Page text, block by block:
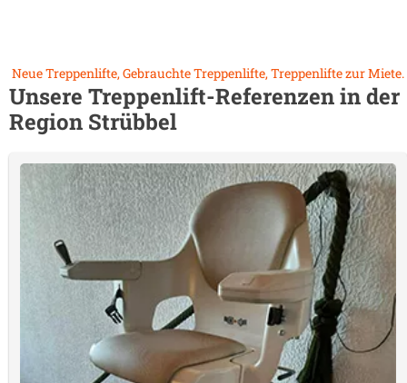
Neue Treppenlifte, Gebrauchte Treppenlifte, Treppenlifte zur Miete.
Unsere Treppenlift-Referenzen in der
Region Strübbel